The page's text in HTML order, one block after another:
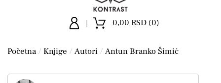
0,00 RSD (0)
Početna Knjige Autori Antun Branko Šimić